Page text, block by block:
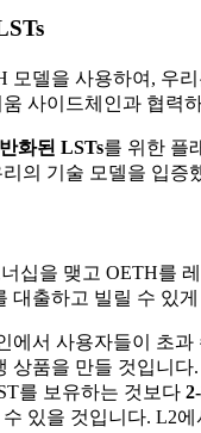
모델을 사용하여, 우
사이드체인과 협력
화된 LSTs를 위한 플
의 기술 모델을 입
십을 맺고 OETH를
대출하고 빌릴 수 있
에서 사용자들이 초과
상품을 만들 것입니
를 보유하는 것보다
있을 것입니다. L2